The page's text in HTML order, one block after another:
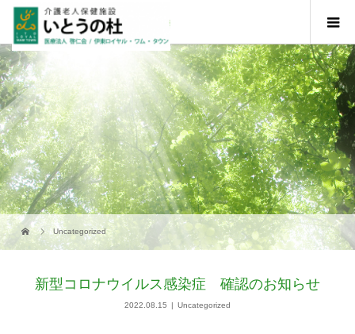
Uncategorized
新型コロナウイルス感染症 確認のお知らせ
2022.08.15 Uncategorized